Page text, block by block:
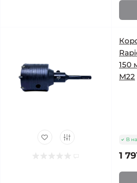
150
М22
В
1